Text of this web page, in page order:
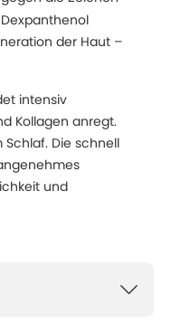
der Haut –
intensiv
Kollagen anregt.
Die schnell
und